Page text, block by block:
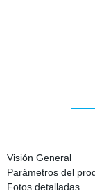
Visión General
Parámetros del
Fotos detalladas